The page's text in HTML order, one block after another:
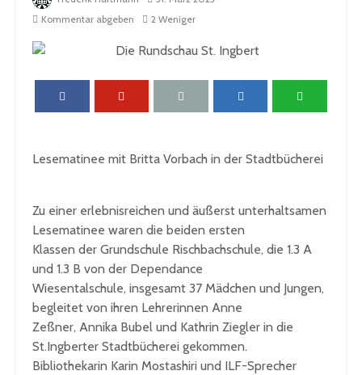
Kommentar abgeben
2 Weniger
Lesematinee mit Britta Vorbach in der Stadtbücherei
Zu einer erlebnisreichen und äußerst unterhaltsamen
Lesematinee waren die beiden ersten
Klassen der Grundschule Rischbachschule, die 1.3 A
und 1.3 B von der Dependance
Wiesentalschule, insgesamt 37 Mädchen und Jungen,
begleitet von ihren Lehrerinnen Anne
Zeßner, Annika Bubel und Kathrin Ziegler in die
St.Ingberter Stadtbücherei gekommen.
Bibliothekarin Karin Mostashiri und ILF-Sprecher